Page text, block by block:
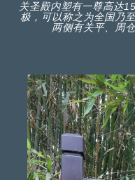
关圣殿内塑有一尊高达
极，可以称之为全国乃
两侧有关平、周